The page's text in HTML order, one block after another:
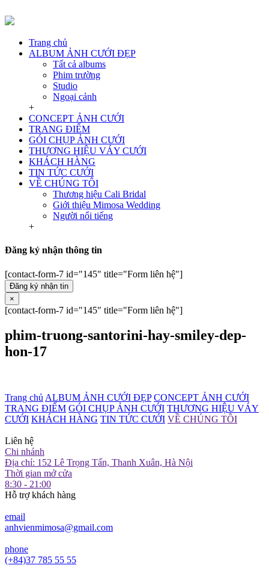
Trang chủ
ALBUM ẢNH CƯỚI ĐẸP
Tất cả albums
Phim trường
Studio
Ngoại cảnh
+
CONCEPT ẢNH CƯỚI
TRANG ĐIỂM
GÓI CHỤP ẢNH CƯỚI
THƯƠNG HIỆU VÁY CƯỚI
KHÁCH HÀNG
TIN TỨC CƯỚI
VỀ CHÚNG TÔI
Thương hiệu Cali Bridal
Giới thiệu Mimosa Wedding
Người nổi tiếng
+
Đăng ký nhận thông tin
[contact-form-7 id="145" title="Form liên hệ"]
Đăng ký nhận tin
×
[contact-form-7 id="145" title="Form liên hệ"]
phim-truong-santorini-hay-smiley-dep-
hon-17
Trang chủ ALBUM ẢNH CƯỚI ĐẸP CONCEPT ẢNH CƯỚI
TRANG ĐIỂM GÓI CHỤP ẢNH CƯỚI THƯƠNG HIỆU VÁY
CƯỚI KHÁCH HÀNG TIN TỨC CƯỚI VỀ CHÚNG TÔI
Liên hệ
Chi nhánh
Địa chỉ: 152 Lê Trọng Tấn, Thanh Xuân, Hà Nội
Thời gian mở cửa
8:30 - 21:00
Hỗ trợ khách hàng
email
anhvienmimosa@gmail.com
phone
(+84)37 785 55 55